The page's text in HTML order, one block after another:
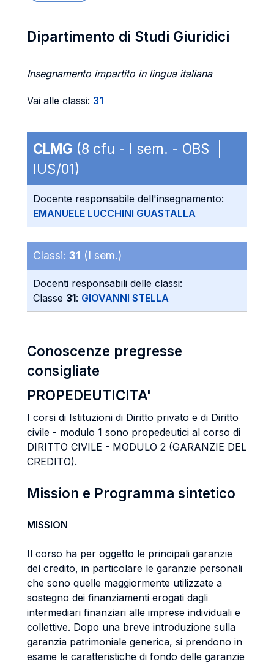
Dipartimento di Studi Giuridici
Insegnamento impartito in lingua italiana
Vai alle classi: 31
CLMG (8 cfu - I sem. - OBS |
IUS/01)
Docente responsabile dell'insegnamento:
EMANUELE LUCCHINI GUASTALLA
Classi: 31 (I sem.)
Docenti responsabili delle classi:
Classe 31: GIOVANNI STELLA
Conoscenze pregresse
consigliate
PROPEDEUTICITA'
I corsi di Istituzioni di Diritto privato e di Diritto
civile - modulo 1 sono propedeutici al corso di
DIRITTO CIVILE - MODULO 2 (GARANZIE DEL
CREDITO).
Mission e Programma sintetico
MISSION
Il corso ha per oggetto le principali garanzie
del credito, in particolare le garanzie personali
che sono quelle maggiormente utilizzate a
sostegno dei finanziamenti erogati dagli
intermediari finanziari alle imprese individuali e
collettive. Dopo una breve introduzione sulla
garanzia patrimoniale generica, si prendono in
esame le caratteristiche di fondo delle garanzie